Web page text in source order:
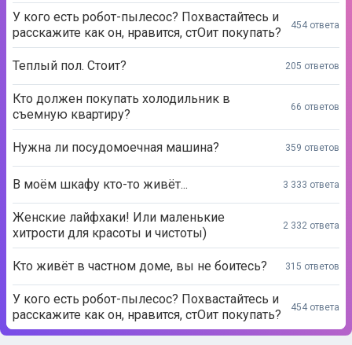
У кого есть робот-пылесос? Похвастайтесь и
расскажите как он, нравится, стОит покупать?
454 ответа
Теплый пол. Стоит? 205 ответов
Кто должен покупать холодильник в
съемную квартиру?
66 ответов
Нужна ли посудомоечная машина? 359 ответов
В моём шкафу кто-то живёт... 3 333 ответа
Женские лайфхаки! Или маленькие
хитрости для красоты и чистоты)
2 332 ответа
Кто живёт в частном доме, вы не боитесь? 315 ответов
У кого есть робот-пылесос? Похвастайтесь и
расскажите как он, нравится, стОит покупать?
454 ответа